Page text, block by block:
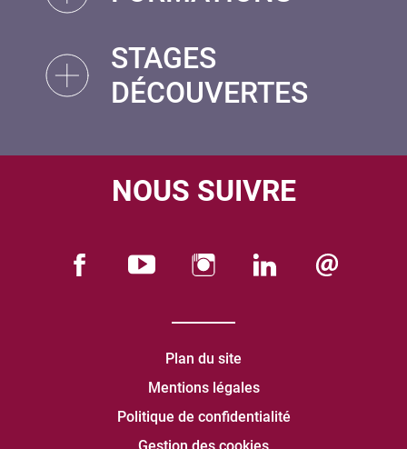
STAGES
DÉCOUVERTES
NOUS SUIVRE
Plan du site
Mentions légales
Politique de confidentialité